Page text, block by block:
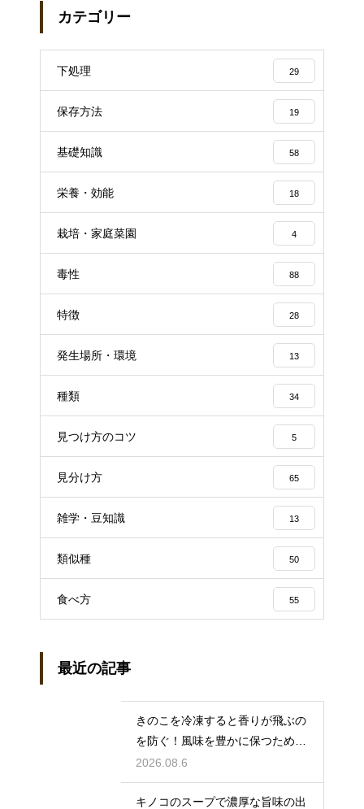
カテゴリー
下処理 29
保存方法 19
基礎知識 58
栄養・効能 18
栽培・家庭菜園 4
毒性 88
特徴 28
発生場所・環境 13
種類 34
見つけ方のコツ 5
見分け方 65
雑学・豆知識 13
類似種 50
食べ方 55
最近の記事
きのこを冷凍すると香りが飛ぶの
を防ぐ！風味を豊かに保つための
確実な対策
2026.08.6
キノコのスープで濃厚な旨味の出